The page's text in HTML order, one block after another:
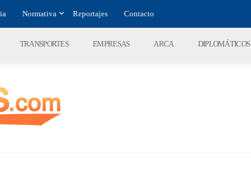
Normativa Reportajes Contacto
TRANSPORTES EMPRESAS ARCA DIPLOMÁTICOS